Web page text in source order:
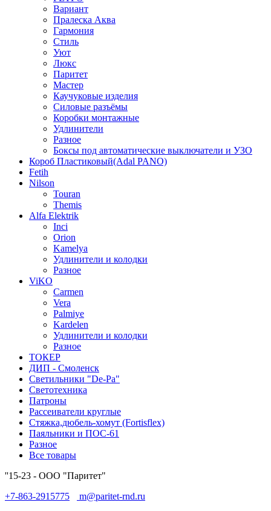
Вариант
Пралеска Аква
Гармония
Стиль
Уют
Люкс
Паритет
Мастер
Каучуковые изделия
Силовые разъёмы
Коробки монтажные
Удлинители
Разное
Боксы под автоматические выключатели и УЗО
Короб Пластиковый(Adal PANO)
Fetih
Nilson
Touran
Themis
Alfa Elektrik
Inci
Orion
Kamelya
Удлинители и колодки
Разное
ViKO
Carmen
Vera
Palmiye
Kardelen
Удлинители и колодки
Разное
ТОКЕР
ДИП - Смоленск
Светильники "De-Pa"
Светотехника
Патроны
Рассеиватели круглые
Стяжка,дюбель-хомут (Fortisflex)
Паяльники и ПОС-61
Разное
Все товары
''15-23 - ООО "Паритет"
+7-863-2915775
m@paritet-rnd.ru